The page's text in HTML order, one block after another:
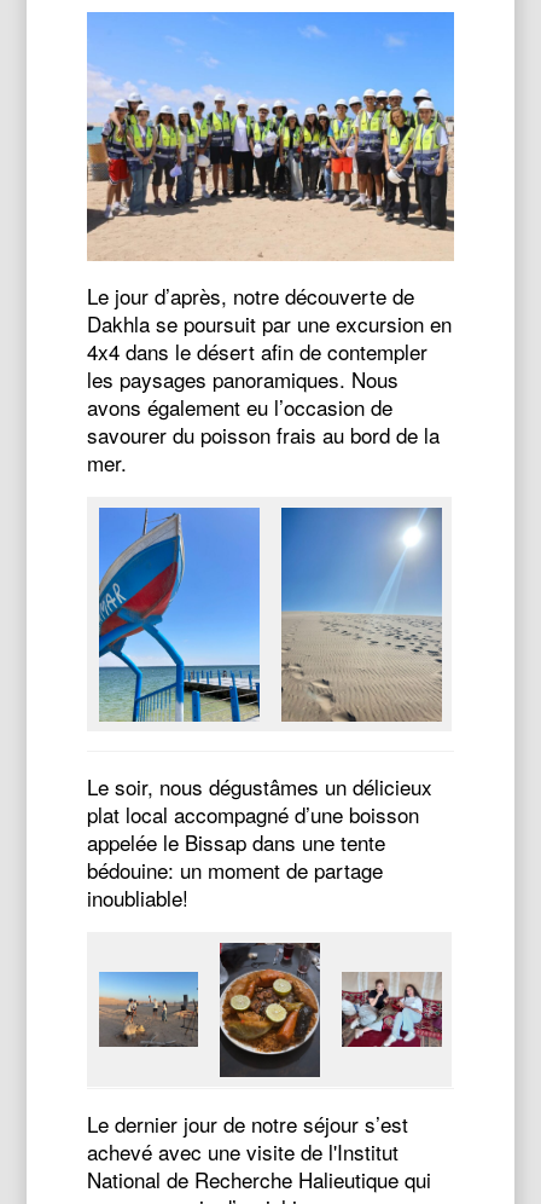
Le jour d’après, notre découverte de
Dakhla se poursuit par une excursion en
4x4 dans le désert afin de contempler
les paysages panoramiques. Nous
avons également eu l’occasion de
savourer du poisson frais au bord de la
mer.
Le soir, nous dégustâmes un délicieux
plat local accompagné d’une boisson
appelée le Bissap dans une tente
bédouine: un moment de partage
inoubliable!
Le dernier jour de notre séjour s’est
achevé avec une visite de l'Institut
National de Recherche Halieutique qui